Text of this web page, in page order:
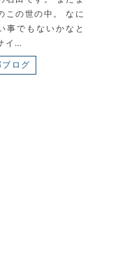
この世の中。 なに
事でもないかなと
イ…
ブログ